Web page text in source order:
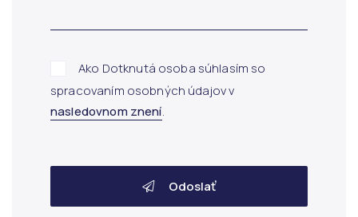
Ako Dotknutá osoba súhlasím so
spracovaním osobných údajov v
nasledovnom znení.
Odoslať